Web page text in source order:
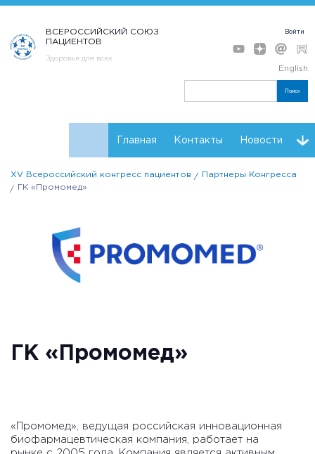
ВСЕРОССИЙСКИЙ СОЮЗ
ПАЦИЕНТОВ
Здоровье для всех
Войти
English
Поиск
Главная Контакты Новости
Программа Мнения Тренинг форсайт
XV Всероссийский конгресс пациентов
Партнеры Конгресса
ГК «Промомед»
ГК «Промомед»
«Промомед», ведущая российская инновационная
биофармацевтическая компания, работает на